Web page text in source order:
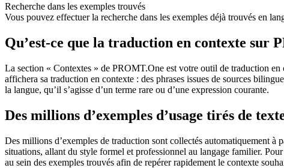
Recherche dans les exemples trouvés
Vous pouvez effectuer la recherche dans les exemples déjà trouvés en
Qu’est-ce que la traduction en contexte sur
La section « Contextes » de PROMT.One est votre outil de traduction
affichera sa traduction en contexte : des phrases issues de sources
la langue, qu’il s’agisse d’un terme rare ou d’une expression courante.
Des millions d’exemples d’usage tirés de
Des millions d’exemples de traduction sont collectés automatiquement
situations, allant du style formel et professionnel au langage familier.
au sein des exemples trouvés afin de repérer rapidement le contexte